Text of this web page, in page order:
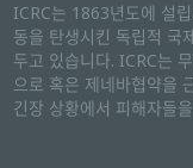
ICRC는 1863년도에 설
동을 탄생시킨 독립적 국
두고 있습니다. ICRC는
으로 혹은 제네바협약을
긴장 상황에서 피해자들